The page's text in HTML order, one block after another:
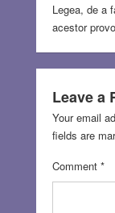
Legea, de a
acestor
Leave a
Your email
fields are
Comment *